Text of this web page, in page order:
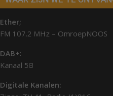
Ether;
FM 107.2 MHz – OmroepNOOS
DAB+:
Kanaal 5B
Digitale Kanalen: